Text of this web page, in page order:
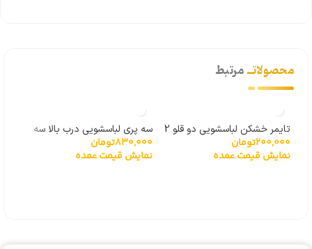
محصولاتــمرتبط
تایمر خشکن لباسشویی دو قلو 2
سیم
200,000تومان
نمایش قیمت عمده
سه پری لباسشویی درب بالا سه
پیچ
830,000تومان
نمایش قیمت عمده